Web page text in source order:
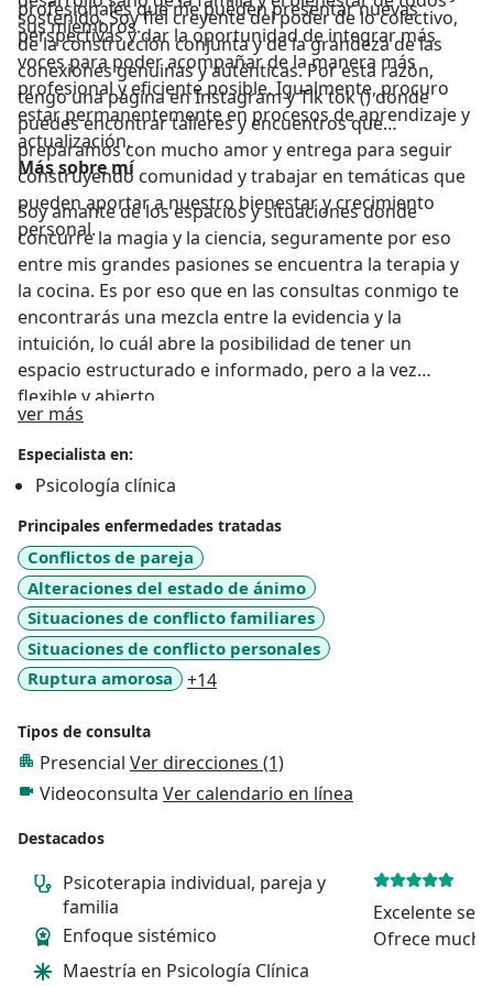
sus miembros.
profesionales que me pueden presentar nuevas
perspectivas y dar la oportunidad de integrar más
voces para poder acompañar de la manera más
profesional y eficiente posible. Igualmente, procuro
estar permanentemente en procesos de aprendizaje y
actualización.
sostenido. Soy fiel creyente del poder de lo colectivo,
de la construcción conjunta y de la grandeza de las
conexiones genuinas y auténticas. Por esta razón,
tengo una página en Instagram y Tik tok () donde
puedes encontrar talleres y encuentros que
preparamos con mucho amor y entrega para seguir
construyendo comunidad y trabajar en temáticas que
pueden aportar a nuestro bienestar y crecimiento
personal.
Más sobre mí
Soy amante de los espacios y situaciones donde
concurre la magia y la ciencia, seguramente por eso
entre mis grandes pasiones se encuentra la terapia y
la cocina. Es por eso que en las consultas conmigo te
encontrarás una mezcla entre la evidencia y la
intuición, lo cuál abre la posibilidad de tener un
espacio estructurado e informado, pero a la vez
flexible y abierto.
ver más
Especialista en:
Psicología clínica
Principales enfermedades tratadas
Conflictos de pareja
Alteraciones del estado de ánimo
Situaciones de conflicto familiares
Situaciones de conflicto personales
Ruptura amorosa
+14a11y_sr_more_diseases
Tipos de consulta
Presencial Ver direcciones (1)
Videoconsulta Ver calendario en línea
Destacados
Psicoterapia individual, pareja y
familia
Enfoque sistémico
Maestría en Psicología Clínica
Excelente
Ofrece